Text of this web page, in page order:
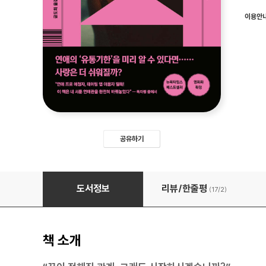
공유하기
이용안
로맨스 유통기한
도서정보 리뷰/한줄평 (17/2)
책 소개